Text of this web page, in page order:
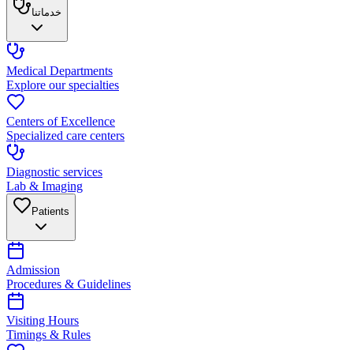
خدماتنا
Medical Departments
Explore our specialties
Centers of Excellence
Specialized care centers
Diagnostic services
Lab & Imaging
Patients
Admission
Procedures & Guidelines
Visiting Hours
Timings & Rules